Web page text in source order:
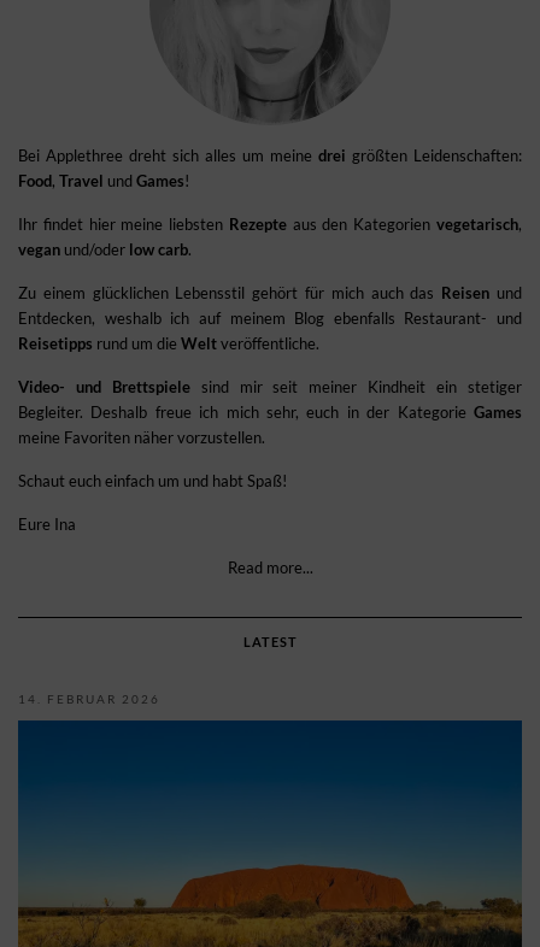
Bei Applethree dreht sich alles um meine drei größten Leidenschaften:
Food, Travel und Games!
Ihr findet hier meine liebsten Rezepteaus den Kategorienvegetarisch,
vegan und/oder low carb.
Zu einem glücklichen Lebensstil gehört für mich auch das Reisen und
Entdecken, weshalb ich auf meinem Blog ebenfalls Restaurant- und
Reisetipps rund um die Weltveröffentliche.
Video- und Brettspielesind mir seit meiner Kindheit ein stetiger
Begleiter. Deshalb freue ich mich sehr, euch in der Kategorie Games
meine Favoriten näher vorzustellen.
Schaut euch einfach um und habt Spaß!
Eure Ina
Read more...
LATEST
14. FEBRUAR 2026